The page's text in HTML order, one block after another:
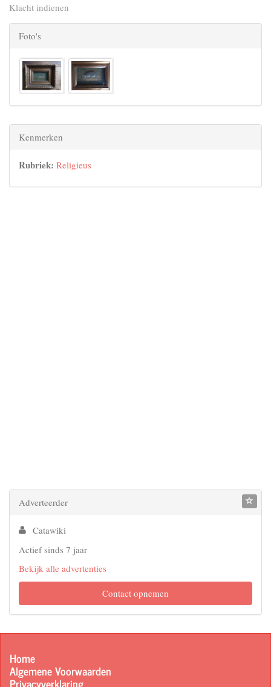
Klacht indienen
Foto's
Kenmerken
Rubriek: Religieus
Adverteerder
Catawiki
Actief sinds 7 jaar
Bekijk alle advertenties
Contact opnemen
Home
Algemene Voorwaarden
Privacyverklaring